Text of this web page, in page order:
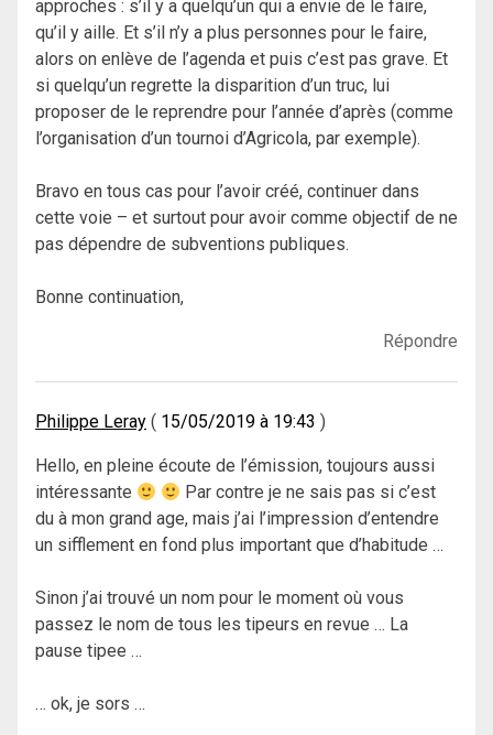
approches : s’il y a quelqu’un qui a envie de le faire,
qu’il y aille. Et s’il n’y a plus personnes pour le faire,
alors on enlève de l’agenda et puis c’est pas grave. Et
si quelqu’un regrette la disparition d’un truc, lui
proposer de le reprendre pour l’année d’après (comme
l’organisation d’un tournoi d’Agricola, par exemple).
Bravo en tous cas pour l’avoir créé, continuer dans
cette voie – et surtout pour avoir comme objectif de ne
pas dépendre de subventions publiques.
Bonne continuation,
Répondre
Philippe Leray 15/05/2019 à 19:43
Hello, en pleine écoute de l’émission, toujours aussi
intéressante
Par contre je ne sais pas si c’est
du à mon grand age, mais j’ai l’impression d’entendre
un sifflement en fond plus important que d’habitude …
Sinon j’ai trouvé un nom pour le moment où vous
passez le nom de tous les tipeurs en revue … La
pause tipee …
… ok, je sors …